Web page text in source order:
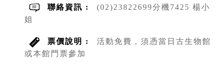
聯絡資訊 :
(02)23822699分機7425 楊小
姐
票價說明 :
活動免費，須憑當日古生物館
或本館門票參加